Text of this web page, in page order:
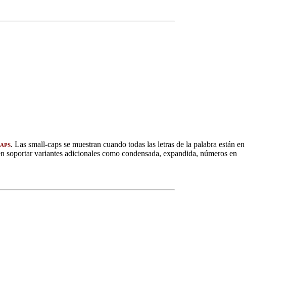
. Las small-caps se muestran cuando todas las letras de la palabra están en
soportar variantes adicionales como condensada, expandida, números en